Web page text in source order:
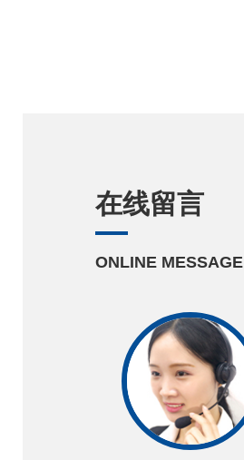
在线留言
ONLINE MESSAGE